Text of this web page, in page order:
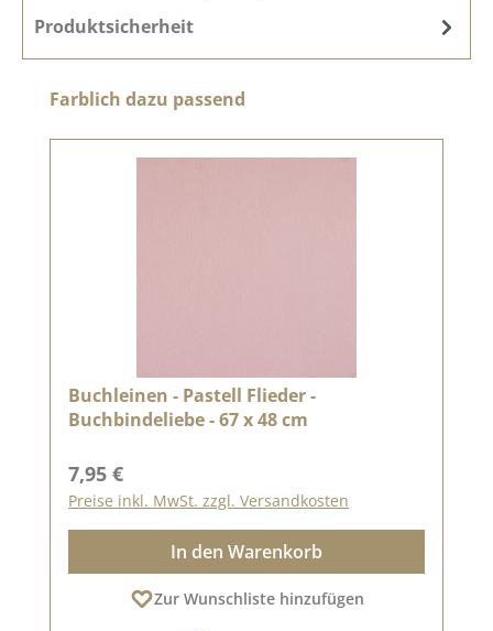
Produktsicherheit
Produktgalerie überspringen
Farblich dazu passend
Buchleinen - Pastell Flieder -
Buchbindeliebe - 67 x 48 cm
Regulärer Preis:
7,95 €
Preise inkl. MwSt. zzgl. Versandkosten
In den Warenkorb
Zur Wunschliste hinzufügen